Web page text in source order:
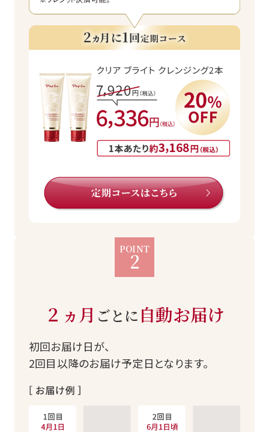
POINT
2
２ヵ月 ごとに 自動お届け
初回お届け日が、
2回目以降のお届け予定日となります。